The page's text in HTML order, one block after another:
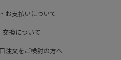
お支払いについて
交換について
注文をご検討の方へ